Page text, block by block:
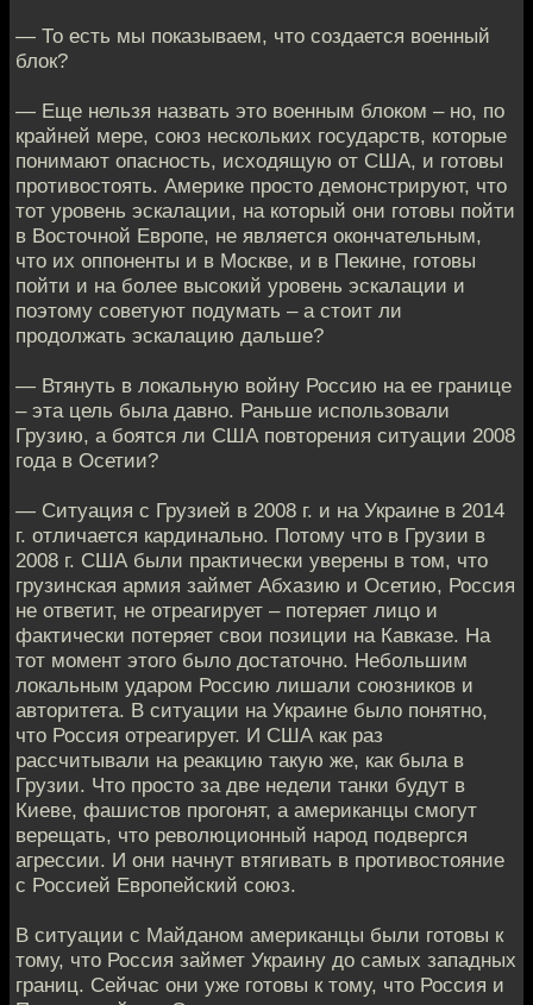
— То есть мы показываем, что создается военный
блок?
— Еще нельзя назвать это военным блоком – но, по
крайней мере, союз нескольких государств, которые
понимают опасность, исходящую от США, и готовы
противостоять. Америке просто демонстрируют, что
тот уровень эскалации, на который они готовы пойти
в Восточной Европе, не является окончательным,
что их оппоненты и в Москве, и в Пекине, готовы
пойти и на более высокий уровень эскалации и
поэтому советуют подумать – а стоит ли
продолжать эскалацию дальше?
— Втянуть в локальную войну Россию на ее границе
– эта цель была давно. Раньше использовали
Грузию, а боятся ли США повторения ситуации 2008
года в Осетии?
— Ситуация с Грузией в 2008 г. и на Украине в 2014
г. отличается кардинально. Потому что в Грузии в
2008 г. США были практически уверены в том, что
грузинская армия займет Абхазию и Осетию, Россия
не ответит, не отреагирует – потеряет лицо и
фактически потеряет свои позиции на Кавказе. На
тот момент этого было достаточно. Небольшим
локальным ударом Россию лишали союзников и
авторитета. В ситуации на Украине было понятно,
что Россия отреагирует. И США как раз
рассчитывали на реакцию такую же, как была в
Грузии. Что просто за две недели танки будут в
Киеве, фашистов прогонят, а американцы смогут
верещать, что революционный народ подвергся
агрессии. И они начнут втягивать в противостояние
с Россией Европейский союз.
В ситуации с Майданом американцы были готовы к
тому, что Россия займет Украину до самых западных
границ. Сейчас они уже готовы к тому, что Россия и